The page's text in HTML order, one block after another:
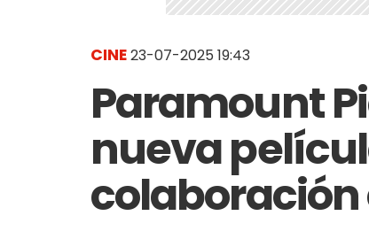
CINE23-07-2025 19:43
Paramount
nueva
colaboración